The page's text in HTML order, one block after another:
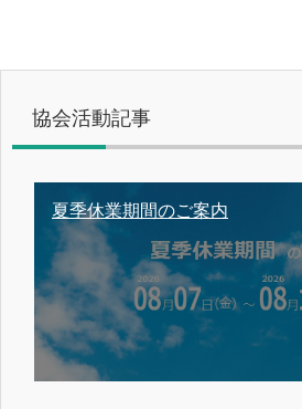
協会活動記事
夏季休業期間のご案内